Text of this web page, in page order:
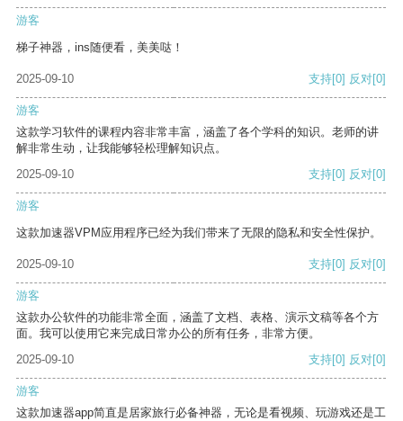
游客
梯子神器，ins随便看，美美哒！
2025-09-10 支持[0] 反对[0]
游客
这款学习软件的课程内容非常丰富，涵盖了各个学科的知识。老师的讲
解非常生动，让我能够轻松理解知识点。
2025-09-10
支持[0] 反对[0]
游客
这款加速器VPM应用程序已经为我们带来了无限的隐私和安全性保护。
2025-09-10 支持[0] 反对[0]
游客
这款办公软件的功能非常全面，涵盖了文档、表格、演示文稿等各个方
面。我可以使用它来完成日常办公的所有任务，非常方便。
2025-09-10
支持[0] 反对[0]
游客
这款加速器app简直是居家旅行必备神器，无论是看视频、玩游戏还是工